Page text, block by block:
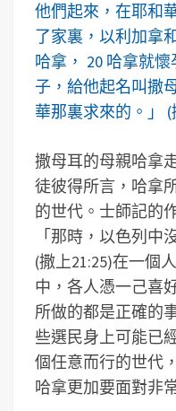
他們起來，在耶和
了家裏，以利加拿
哈拿， 20 哈拿就
子，給他起名叫撒
華那裏求來的。」
撒母耳的母親哈拿
徒彼得所言，哈拿
的世代。士師記的
「那時，以色列中
(撒上21:25)在一個
中，各人憑一己喜
所做的都是正確的
些選民身上可能已
個任意而行的世代
哈拿更加要面對非